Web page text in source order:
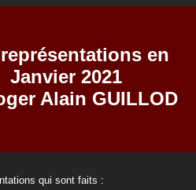
en
Janvier 2021
Alain GUILLOD
qui sont faits :